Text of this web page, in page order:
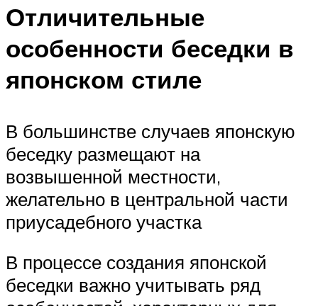
Отличительные
особенности беседки в
японском стиле
В большинстве случаев японскую
беседку размещают на
возвышенной местности,
желательно в центральной части
приусадебного участка
В процессе создания японской
беседки важно учитывать ряд